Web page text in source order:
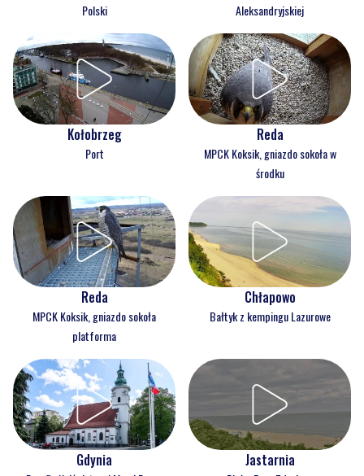
Polski
Aleksandryjskiej
Kołobrzeg
Port
Reda
MPCK Koksik, gniazdo sokoła w
środku
Reda
MPCK Koksik, gniazdo sokoła
platforma
Chłapowo
Bałtyk z kempingu Lazurowe
Gdynia Jastarnia